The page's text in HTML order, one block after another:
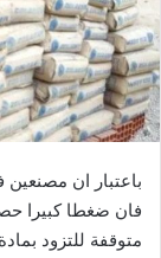
باعتبار ان
فان ضغطا كبيرا
متوقفة للتزود